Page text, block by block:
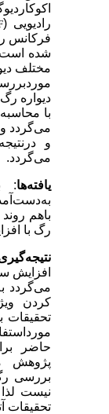
رادیویی ( RF
فرکانس
شده است.
مختلف
دیواره
با
می‌گردد و
و
می‌گردد.
یافته‌ها:
باهم روند
رگ با
نتیجه‌گیری:
افزایش
می‌گردد
کردن
تحقیقات
حاضر
پژوهش
بررسی
نیست لذا
تحقیقات